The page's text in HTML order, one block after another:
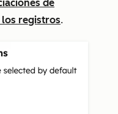
de
registros.